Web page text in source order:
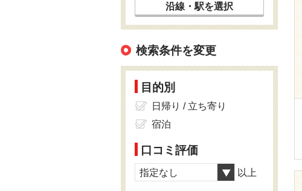
沿線・駅を選択
検索条件を変更
目的別
日帰り / 立ち寄り
宿泊
口コミ評価
指定なし 以上